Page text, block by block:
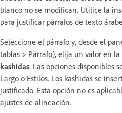
blanco no se modifican. Utilice la
para justificar párrafos de texto
Seleccione el párrafo y, desde el
tablas > Párrafo), elija un valor en
kashidas. Las opciones disponibles
Largo o Estilos. Los kashidas se
justificado. Esta opción no es
ajustes de alineación.